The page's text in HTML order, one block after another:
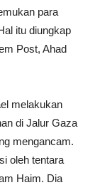
para
itu diungkap
Post, Ahad
melakukan
di Jalur Gaza
mengancam.
oleh tentara
Haim. Dia